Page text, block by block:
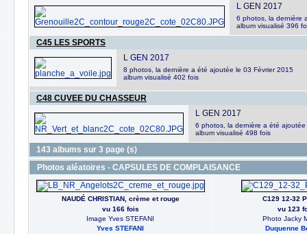
L GEN 2017
6 photos, la dernière
album visualisé 396
C45 LES SPORTS
L GEN 2017
8 photos, la dernière a été ajoutée le 03 Février 2015
album visualisé 402 fois
C48 CUVEE DU CHASSEUR
L GEN 2017
6 photos, la dernière a été
album visualisé 498 fois
143 albums sur 3 page (s)
Photos aléatoires - CAPSULES DE COMPLAISANCE
NAUDÉ CHRISTIAN, crème et rouge
vu 166 fois
Image Yves STEFANI
Yves STEFANI
C129 12-32
vu 123
Photo Jacky
Duquenne